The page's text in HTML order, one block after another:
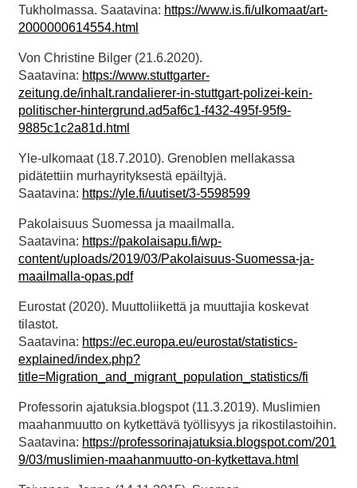
Tukholmassa. Saatavina: https://www.is.fi/ulkomaat/art-
2000000614554.html
Von Christine Bilger (21.6.2020).
Saatavina: https://www.stuttgarter-
zeitung.de/inhalt.randalierer-in-stuttgart-polizei-kein-
politischer-hintergrund.ad5af6c1-f432-495f-95f9-
9885c1c2a81d.html
Yle-ulkomaat (18.7.2010). Grenoblen mellakassa
pidätettiin murhayrityksestä epäiltyjä.
Saatavina: https://yle.fi/uutiset/3-5598599
Pakolaisuus Suomessa ja maailmalla.
Saatavina: https://pakolaisapu.fi/wp-
content/uploads/2019/03/Pakolaisuus-Suomessa-ja-
maailmalla-opas.pdf
Eurostat (2020). Muuttoliikettä ja muuttajia koskevat
tilastot.
Saatavina: https://ec.europa.eu/eurostat/statistics-
explained/index.php?
title=Migration_and_migrant_population_statistics/fi
Professorin ajatuksia.blogspot (11.3.2019). Muslimien
maahanmuutto on kytkettävä työllisyys ja rikostilastoihin.
Saatavina: https://professorinajatuksia.blogspot.com/201
9/03/muslimien-maahanmuutto-on-kytkettava.html